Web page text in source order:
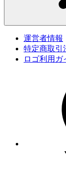
運営者情報
特定商取引
ロゴ利用ガ